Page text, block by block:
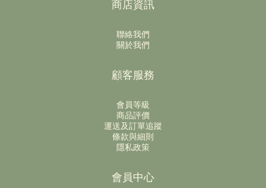
商店資訊
聯絡我們
關於我們
顧客服務
會員等級
商品評價
運送及訂單追蹤
條款與細則
隱私政策
會員中心